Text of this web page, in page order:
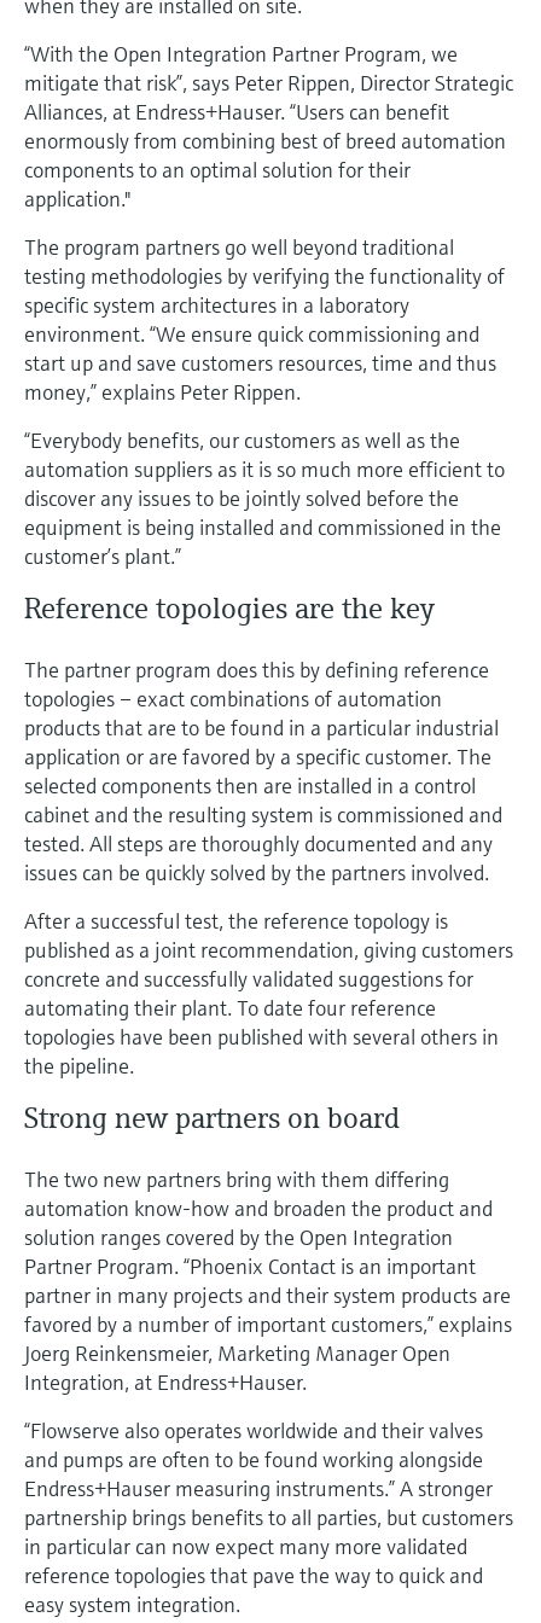
Visor de dispositivos
Encuentre información y documentación
específicas sobre los productos.
Buscador de repuestos
Encuentre repuestos por raíz del producto,
código de pedido o número de serie
electromecánico
Medición de nivel por barrera de
microondas
Level measurement with pressure
Ver todos
Medición mediante transmisión de
microondas
Memosens technology
Ver todos
para una toma de decisiones más
sólida y fundamentada
“With the Open Integration Partner Program, we
mitigate that risk”, says Peter Rippen, Director Strategic
Alliances, at Endress+Hauser. “Users can benefit
enormously from combining best of breed automation
components to an optimal solution for their
application."
The program partners go well beyond traditional
testing methodologies by verifying the functionality of
specific system architectures in a laboratory
environment. “We ensure quick commissioning and
start up and save customers resources, time and thus
money,” explains Peter Rippen.
“Everybody benefits, our customers as well as the
automation suppliers as it is so much more efficient to
discover any issues to be jointly solved before the
equipment is being installed and commissioned in the
customer’s plant.”
Reference topologies are the key
The partner program does this by defining reference
topologies – exact combinations of automation
products that are to be found in a particular industrial
application or are favored by a specific customer. The
selected components then are installed in a control
cabinet and the resulting system is commissioned and
tested. All steps are thoroughly documented and any
issues can be quickly solved by the partners involved.
After a successful test, the reference topology is
published as a joint recommendation, giving customers
concrete and successfully validated suggestions for
automating their plant. To date four reference
topologies have been published with several others in
the pipeline.
Strong new partners on board
The two new partners bring with them differing
automation know-how and broaden the product and
solution ranges covered by the Open Integration
Partner Program. “Phoenix Contact is an important
partner in many projects and their system products are
favored by a number of important customers,” explains
Joerg Reinkensmeier, Marketing Manager Open
Integration, at Endress+Hauser.
“Flowserve also operates worldwide and their valves
and pumps are often to be found working alongside
Endress+Hauser measuring instruments.” A stronger
partnership brings benefits to all parties, but customers
in particular can now expect many more validated
reference topologies that pave the way to quick and
easy system integration.